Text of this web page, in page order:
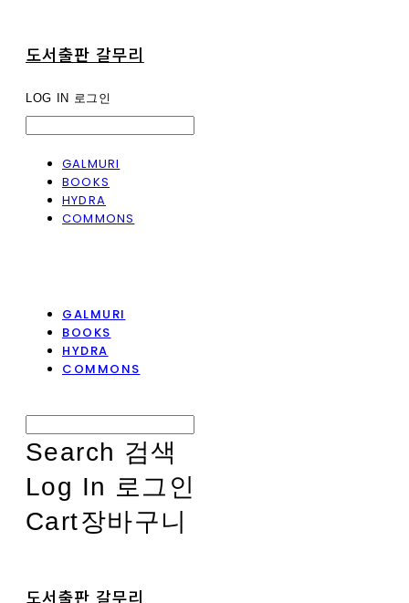
도서출판 갈무리
LOG IN 로그인
GALMURI
BOOKS
HYDRA
COMMONS
GALMURI
BOOKS
HYDRA
COMMONS
Search 검색
Log In 로그인
Cart장바구니
도서출판 갈무리